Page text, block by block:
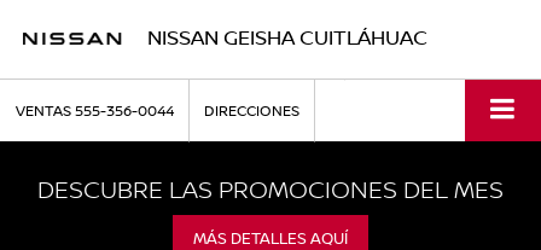
NISSAN GEISHA CUITLÁHUAC
VENTAS555-356-0044 DIRECCIONES
DESCUBRE LAS PROMOCIONES DEL MES
MÁS DETALLES AQUÍ